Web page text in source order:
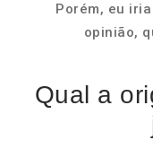
Porém, eu
opinião,
Qual a